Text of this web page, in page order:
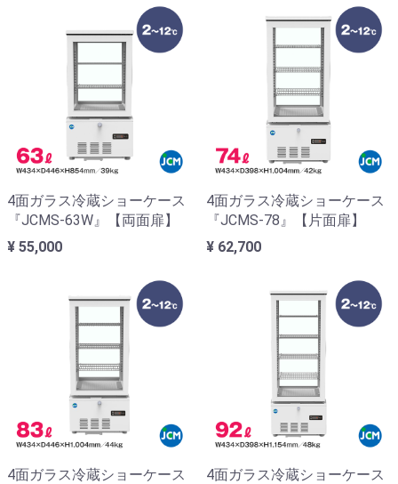
4面ガラス冷蔵ショーケース
『JCMS-63W』【両面扉】
¥ 55,000
4面ガラス冷蔵ショーケース
『JCMS-78』【片面扉】
¥ 62,700
4面ガラス冷蔵ショーケース
4面ガラス冷蔵ショーケース